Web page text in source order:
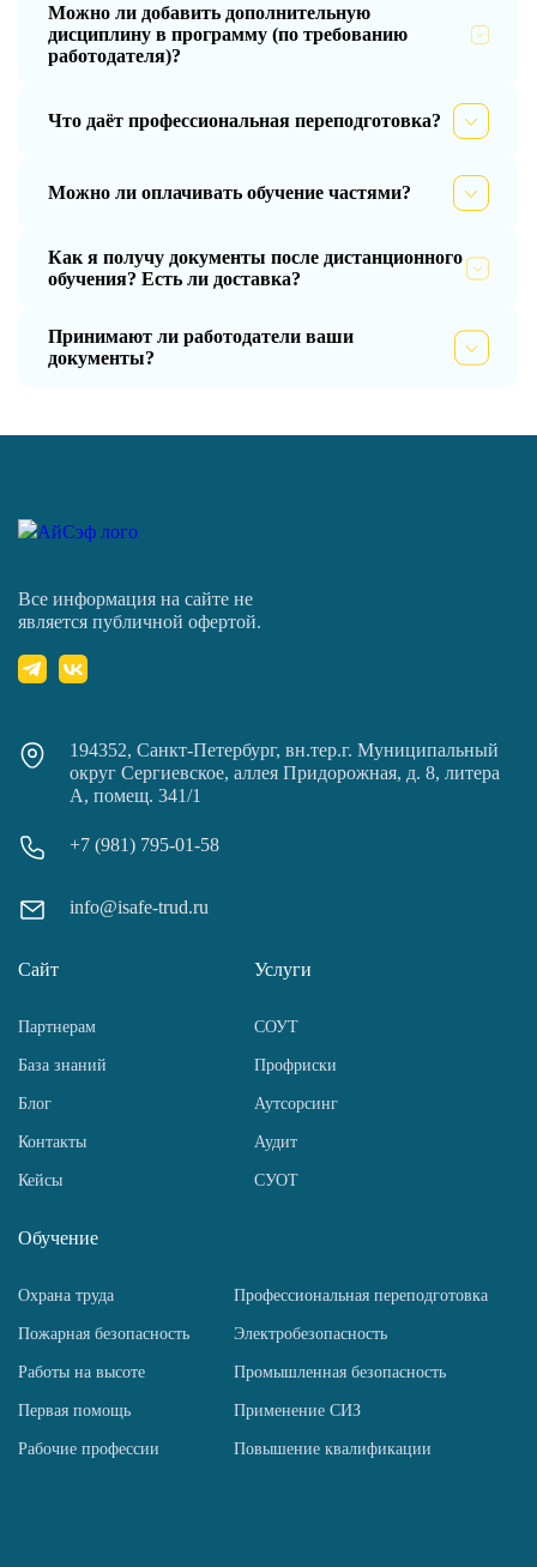
Можно ли добавить дополнительную
дисциплину в программу (по требованию
работодателя)?
Что даёт профессиональная переподготовка?
Можно ли оплачивать обучение частями?
Как я получу документы после дистанционного
обучения? Есть ли доставка?
Принимают ли работодатели ваши
документы?
Все информация на сайте не
является публичной офертой.
194352, Санкт-Петербург, вн.тер.г. Муниципальный
округ Сергиевское, аллея Придорожная, д. 8, литера
А, помещ. 341/1
+7 (981) 795-01-58
info@isafe-trud.ru
Сайт
Партнерам
База знаний
Блог
Контакты
Кейсы
Услуги
СОУТ
Профриски
Аутсорсинг
Аудит
СУОТ
Обучение
Охрана труда Профессиональная переподготовка
Пожарная безопасность Электробезопасность
Работы на высоте Промышленная безопасность
Первая помощь Применение СИЗ
Рабочие профессии Повышение квалификации